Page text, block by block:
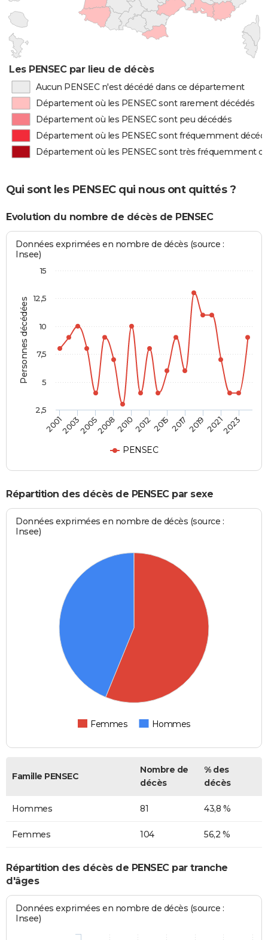
Les PENSEC par lieu de décès
Aucun PENSEC n'est décédé dans ce département
Département où les PENSEC sont rarement décédés
Département où les PENSEC sont peu décédés
Département où les PENSEC sont fréquemment
Département où les PENSEC sont très fréquemment
Qui sont les PENSEC qui nous ont quittés ?
Evolution du nombre de décès de PENSEC
Personnes décédées
Données exprimées en nombre de décès (source :
Insee)
PENSEC
20012003200520082010201220152017201920212023
2,5
5
7,5
10
12,5
15
Répartition des décès de PENSEC par sexe
Données exprimées en nombre de décès (source :
Insee)
Femmes Hommes
Famille PENSEC
Nombre de
décès
% des
décès
Hommes 81 43,8 %
Femmes 104 56,2 %
Répartition des décès de PENSEC par tranche
d'âges
Données exprimées en nombre de décès (source :
Insee)